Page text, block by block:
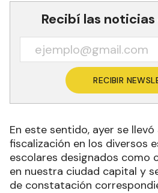
Recibí las
RECIBIR
En este sentido, ayer se
fiscalización en los diversos
escolares designados como
en nuestra ciudad capital y
de constatación